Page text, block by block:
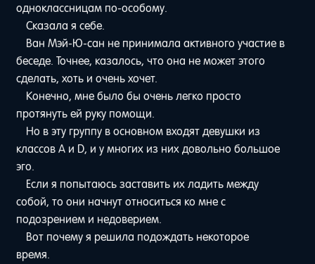
одноклассницам по-особому.
Сказала я себе.
Ван Мэй-Ю-сан не принимала активного участие в
беседе. Точнее, казалось, что она не может этого
сделать, хоть и очень хочет.
Конечно, мне было бы очень легко просто
протянуть ей руку помощи.
Но в эту группу в основном входят девушки из
классов А и D, и у многих из них довольно большое
эго.
Если я попытаюсь заставить их ладить между
собой, то они начнут относиться ко мне с
подозрением и недоверием.
Вот почему я решила подождать некоторое
время.